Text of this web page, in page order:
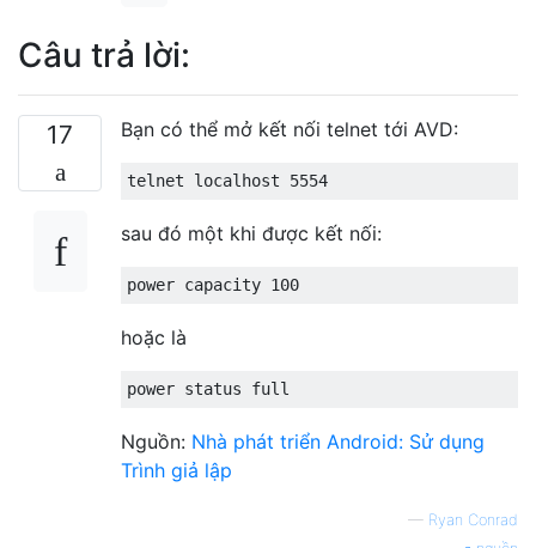
Câu trả lời:
17 Bạn có thể mở kết nối telnet tới AVD:
sau đó một khi được kết nối:
hoặc là
Nguồn: Nhà phát triển Android: Sử dụng
Trình giả lập
— Ryan Conrad